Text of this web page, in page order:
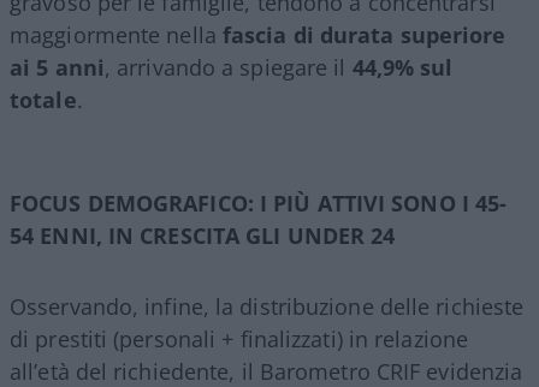
maggiormente nella fascia di durata superiore
ai 5 anni, arrivando a spiegare il 44,9% sul
totale.
FOCUS DEMOGRAFICO: I PIÙ ATTIVI SONO I 45-
54 ENNI, IN CRESCITA GLI UNDER 24
Osservando, infine, la distribuzione delle richieste
di prestiti (personali + finalizzati) in relazione
all’età del richiedente, il Barometro CRIF evidenzia